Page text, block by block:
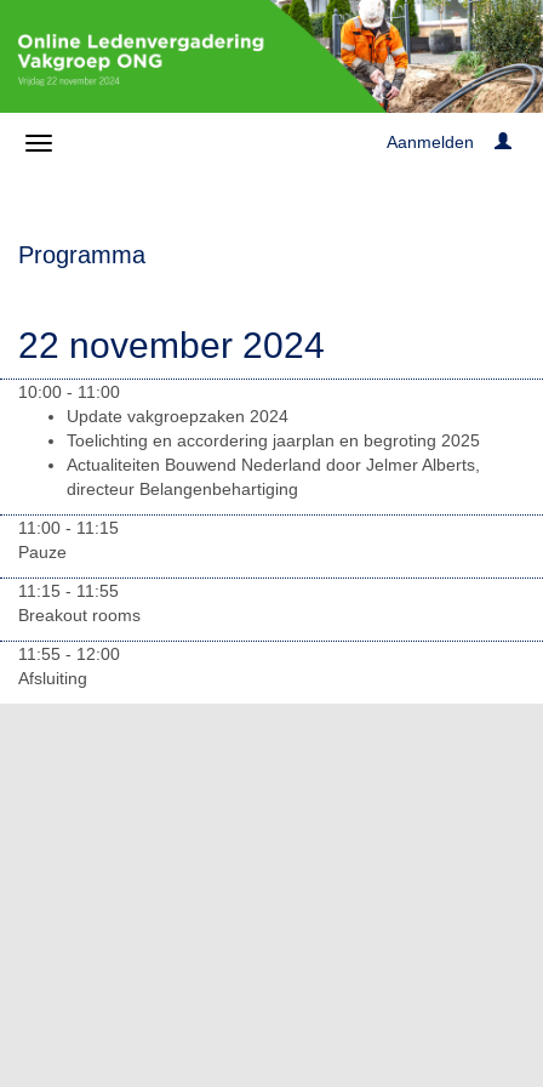
Aanmelden
Programma
22 november 2024
10:00 - 11:00
Update vakgroepzaken 2024
Toelichting en accordering jaarplan en begroting 2025
Actualiteiten Bouwend Nederland door Jelmer Alberts,
directeur Belangenbehartiging
11:00 - 11:15
Pauze
11:15 - 11:55
Breakout rooms
11:55 - 12:00
Afsluiting